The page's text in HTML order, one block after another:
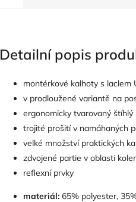
Detailní popis
montérkové kalhoty s laclem
v prodloužené variantě na
ergonomicky tvarovaný
trojité prošití v namáhaných
velké množství praktických
zdvojené partie v oblasti
reflexní prvky
materiál: 65% polyester,